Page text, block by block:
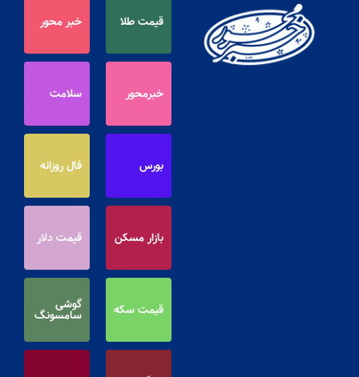
قیمت طلا خبر محور
خبرمحور سلامت
بورس فال روزانه
بازار مسکن قیمت دلار
قیمت سکه گوشی
سامسونگ